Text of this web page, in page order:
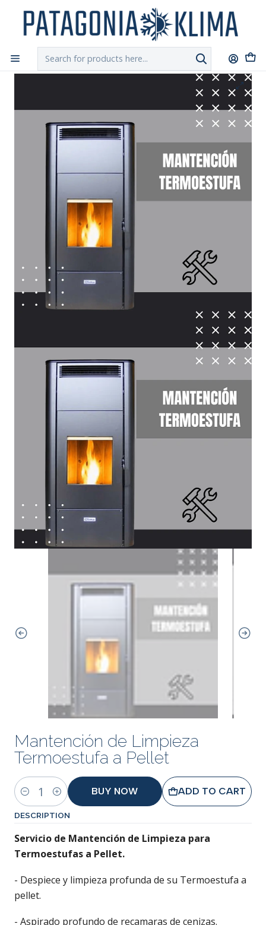
Chilexpress
Home Servicio Técnico
Mantención de Limpieza Termoestufa a Pellet
Mantención de Limpieza
Termoestufa a Pellet
Quantity
ADD TO CART
BUY NOW
DESCRIPTION
Servicio de Mantención de Limpieza para
Termoestufas a Pellet.
- Despiece y limpieza profunda de su Termoestufa a
pellet.
- Aspirado profundo de recamaras de cenizas.